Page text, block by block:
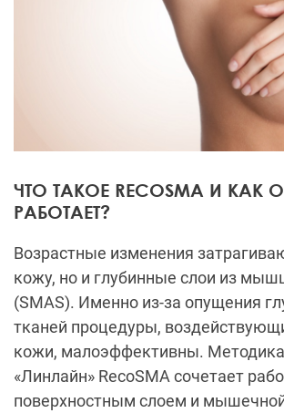
ЧТО ТАКОЕ RECOSMA И КАК
РАБОТАЕТ?
Возрастные изменения
кожу, но и глубинные слои из
(SMAS). Именно из-за опущения
тканей процедуры,
кожи, малоэффективны.
«Линлайн» RecoSMA сочетает
поверхностным слоем и мышечной